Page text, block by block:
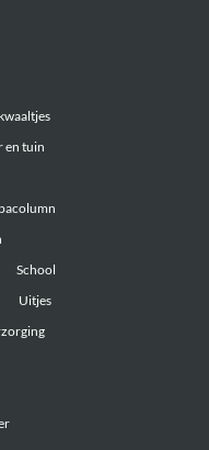
en tuin
School
Uitjes